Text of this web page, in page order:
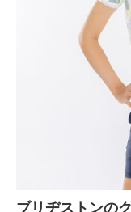
ブリヂストンの